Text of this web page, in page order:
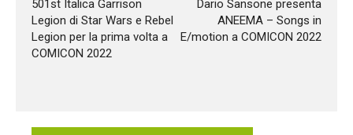
501st Italica Garrison
Legion di Star Wars e Rebel
Legion per la prima volta a
COMICON 2022
Dario Sansone presenta
ANEEMA – Songs in
E/motion a COMICON 2022